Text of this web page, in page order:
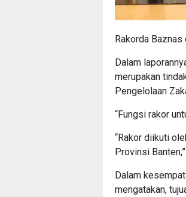
Rakorda Baznas
Dalam
merupakan
Pengelolaan
“Fungsi rakor
“Rakor diikuti
Provinsi
Dalam
mengatakan,